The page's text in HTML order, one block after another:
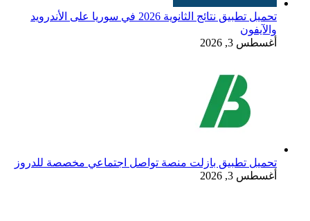
تحميل تطبيق نتائج الثانوية 2026 في سوريا على الأندرويد
والآيفون
أغسطس 3, 2026
تحميل تطبيق بازلت منصة تواصل اجتماعي مخصصة للدروز
أغسطس 3, 2026